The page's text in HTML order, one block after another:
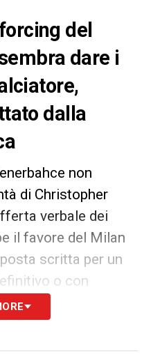
del
dare i
dalla
non
di Christopher
verbale dei
il favore del Milan
scritta per un
o con
minusvalenze,
dalla prospettiva di